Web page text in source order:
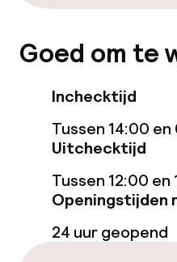
Entertainment
Betaalde wifi
Eet- en
Restaurant
Bar
Eet- en drinkdiensten
Goed om te
Inchecktijd
Tussen 14:00
Uitchecktijd
Tussen 12:00 en
Openingstijden
24 uur geopend